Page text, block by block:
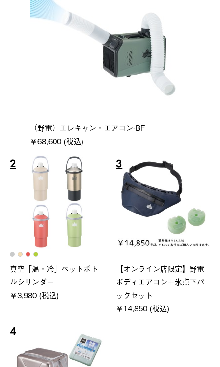
（野電）エレキャン・エアコン-BF
￥68,600 (税込)
2
真空「温・冷」ペットボト
ルシリンダー
￥3,980 (税込)
3
【オンライン店限定】野電
ボディエアコン＋氷点下パ
ックセット
￥14,850 (税込)
4